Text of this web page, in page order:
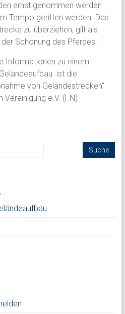
ernst genommen werden
Tempo geritten werden. Das
zu überziehen, gilt als
Schonung des Pferdes.
Informationen zu einem
ist die
von Geländestrecken“
Vereinigung e.V. (FN)